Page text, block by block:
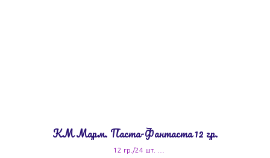
КМ Марм. Паста-Фантаста 12 гр.
12 гр./24 шт.